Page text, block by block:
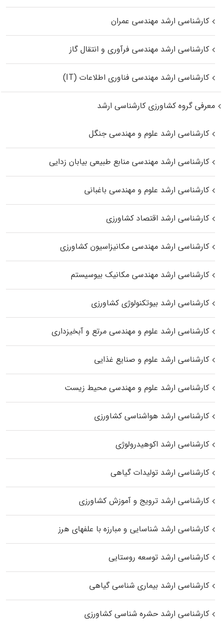
کارشناسی ارشد مهندسی عمران
کارشناسی ارشد مهندسی فرآوری و انتقال گاز
کارشناسی ارشد مهندسی فناوری اطلاعات (IT)
معرفی گروه کشاورزی کارشناسی ارشد
کارشناسی ارشد علوم و مهندسی جنگل
کارشناسی ارشد مهندسی منابع طبیعی بیابان زدایی
کارشناسی ارشد علوم و مهندسی باغبانی
کارشناسی ارشد اقتصاد کشاورزی
کارشناسی ارشد مهندسی مکانیزاسیون کشاورزی
کارشناسی ارشد مهندسی مکانیک بیوسیستم
کارشناسی ارشد بیوتکنولوژی کشاورزی
کارشناسی ارشد علوم و مهندسی مرتع و آبخیزداری
کارشناسی ارشد علوم و صنایع غذایی
کارشناسی ارشد علوم و مهندسی محیط زیست
کارشناسی ارشد هواشناسی کشاورزی
کارشناسی ارشد اکوهیدرولوژی
کارشناسی ارشد تولیدات گیاهی
کارشناسی ارشد ترویج و آموزش کشاورزی
کارشناسی ارشد شناسایی و مبارزه با علفهای هرز
کارشناسی ارشد توسعه روستایی
کارشناسی ارشد بیماری‌ شناسی گیاهی
کارشناسی ارشد حشره‌ شناسی کشاورزی